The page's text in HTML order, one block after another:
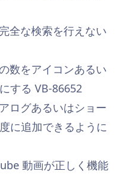
全な検索を行えない
数をアイコンあるい
する VB-86652
ログあるいはショー
に追加できるように
動画が正しく機能